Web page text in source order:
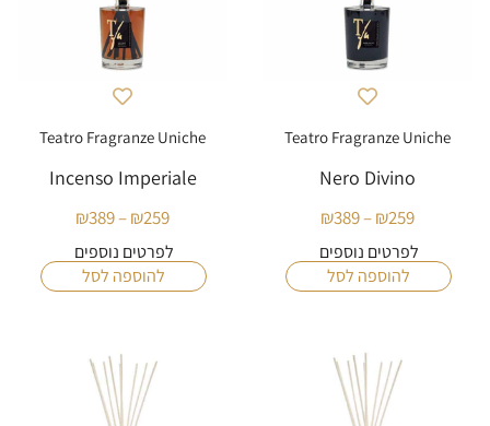
Teatro Fragranze Uniche
Nero Divino
₪259
–
₪389
מחירים:לפרטים נוספים
להוספה לסל
Teatro Fragranze Uniche
Incenso Imperiale
₪259
–
₪389
מחירים:לפרטים נוספים
להוספה לסל